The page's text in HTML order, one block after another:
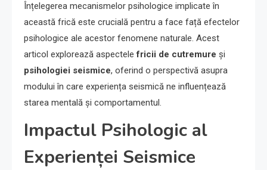
Înțelegerea mecanismelor psihologice implicate în
această frică este crucială pentru a face față efectelor
psihologice ale acestor fenomene naturale. Acest
articol explorează aspectelefricii de cutremure și
psihologiei seismice, oferind o perspectivă asupra
modului în care experiența seismică ne influențează
starea mentală și comportamentul.
Impactul Psihologic al
Experienței Seismice